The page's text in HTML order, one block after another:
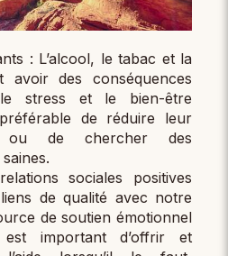
: L’alcool, le tabac et la
avoir des conséquences
stress et le bien-être
de réduire leur
ou de chercher des
sociales positives
de qualité avec notre
de soutien émotionnel
important d’offrir et